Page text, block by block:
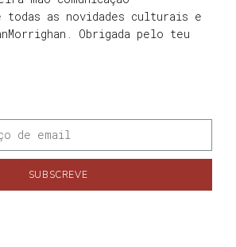
todas as novidades culturais e
Obrigada pelo teu
SUBSCREVE